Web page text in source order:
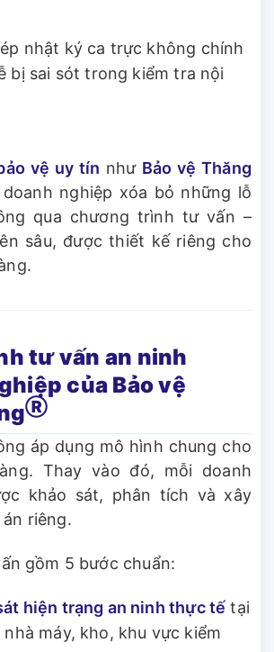
nhật ký ca trực không chính
bị sai sót trong kiểm tra nội
vệ uy tín như Bảo vệ Thăng
doanh nghiệp xóa bỏ những lỗ
qua chương trình tư vấn –
sâu, được thiết kế riêng cho
tư vấn an ninh
của Bảo vệ
Ⓡ
áp dụng mô hình chung cho
Thay vào đó, mỗi doanh
khảo sát, phân tích và xây
riêng.
gồm 5 bước chuẩn:
hiện trạng an ninh thực tếtại
máy, kho, khu vực kiểm